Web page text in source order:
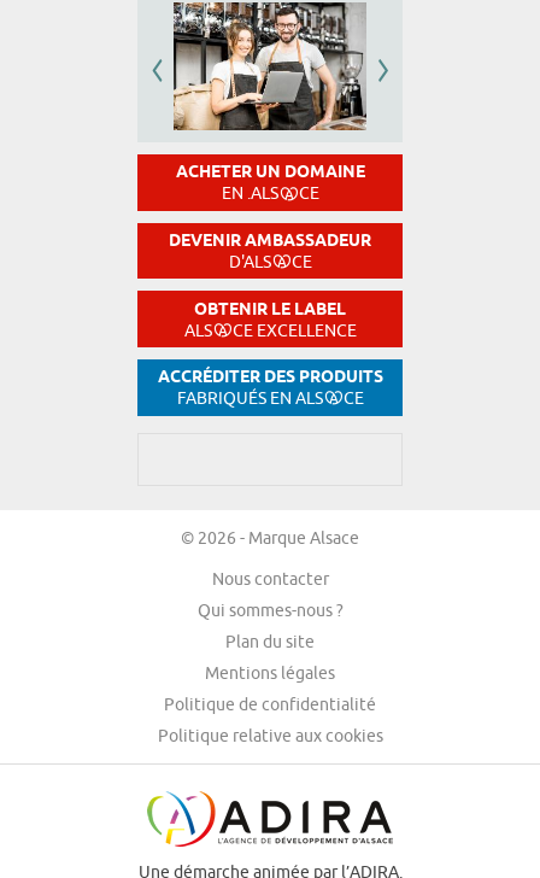
ACHETER UN DOMAINE
EN .ALS CE
DEVENIR AMBASSADEUR
D'ALS CE
OBTENIR LE LABEL
ALS CE EXCELLENCE
ACCRÉDITER DES PRODUITS
FABRIQUÉS EN ALS CE
© 2026 - Marque Alsace
Nous contacter
Qui sommes-nous ?
Plan du site
Mentions légales
Politique de confidentialité
Politique relative aux cookies
Une démarche animée par l’ADIRA.